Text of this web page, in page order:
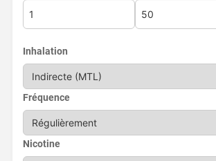
Inhalation
Fréquence
Nicotine